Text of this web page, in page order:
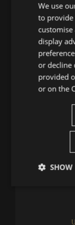
We use
to provide
display
or decline
provided
or on the
SHOW